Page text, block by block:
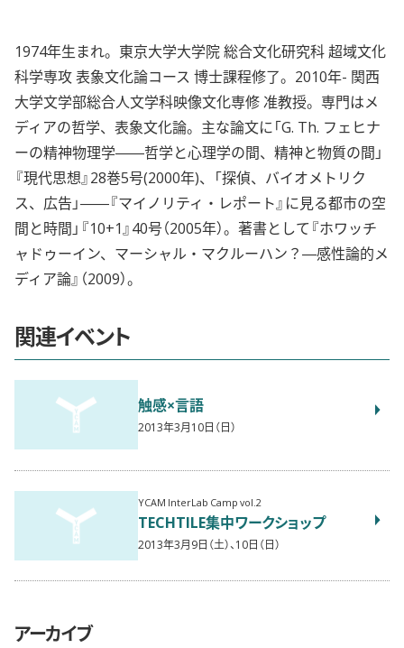
1974年生まれ。東京大学大学院 総合文化研究科 超域文化
科学専攻 表象文化論コース 博士課程修了。2010年- 関西
大学文学部総合人文学科映像文化専修 准教授。専門はメ
ディアの哲学、表象文化論。主な論文に「G. Th. フェヒナ
ーの精神物理学――哲学と心理学の間、精神と物質の間」
『現代思想』28巻5号(2000年)、「探偵、バイオメトリク
ス、広告」――『マイノリティ・レポート』に見る都市の空
間と時間」『10+1』40号（2005年）。著書として『ホワッチ
ャドゥーイン、マーシャル・マクルーハン？―感性論的メ
ディア論』（2009）。
関連イベント
触感×言語
2013年3月10日（日）
YCAM InterLab Camp vol.2
TECHTILE集中ワークショップ
2013年3月9日（土）、10日（日）
アーカイブ